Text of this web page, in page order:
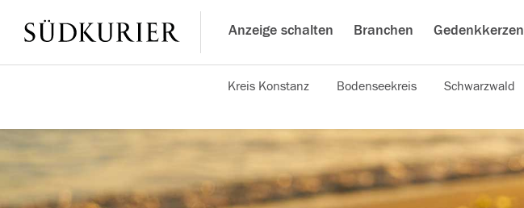
Anzeige schalten Branchen Gedenkkerzen
Kreis Konstanz Bodenseekreis Schwarzwald